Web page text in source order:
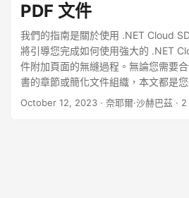
PDF 文件
我們的指南是關於使用 .NET Cloud
將引導您完成如何使用強大的 .NET
件附加頁面的無縫過程。無論您需要
書的章節或簡化文件組織，本文都是
源。
October 12, 2023 · 奈耶爾·沙赫巴茲 ·